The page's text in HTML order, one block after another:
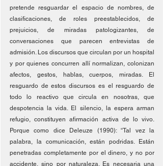
pretende resguardar el espacio de nombres, de
clasificaciones, de roles preestablecidos, de
prejuicios, de miradas patologizantes, de
conversaciones que parecen entrevistas de
admisión. Los discursos que circulan por un hospital
y por quienes concurren allí normalizan, colonizan
afectos, gestos, hablas, cuerpos, miradas. El
resguardo de estos discursos es el resguardo de
todo lo reactivo que circula en nosotras, que
despotencia la vida. El silencio, la espera arman
refugio, constituyen afirmación activa de lo vivo.
Porque como dice Deleuze (1990): “Tal vez la
palabra, la comunicación, están podridas. Están
penetradas completamente por el dinero, y no por
accidente, sino por naturaleza. Es necesaria una